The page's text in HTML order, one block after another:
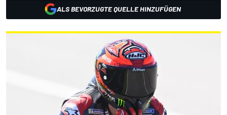
ALS BEVORZUGTE QUELLE HINZUFÜGEN